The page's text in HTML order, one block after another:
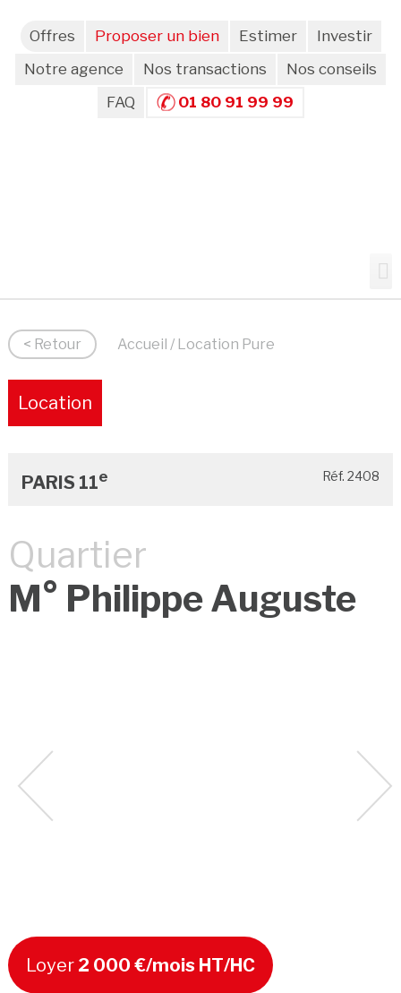
Offres Proposer un bien Estimer
Investir
Notre agence
Nos transactions
Nos conseils
FAQ
01 80 91 99 99
< Retour Accueil / Location Pure
Location
PARIS 11e Réf. 2408
Quartier
M° Philippe Auguste
Loyer 2 000 €/mois HT/HC